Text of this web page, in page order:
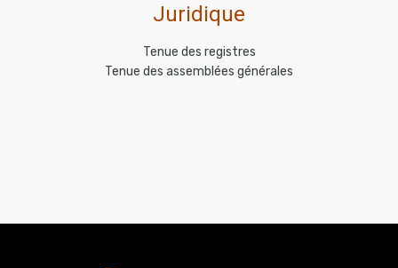
Juridique
Tenue des registres
Tenue des assemblées générales